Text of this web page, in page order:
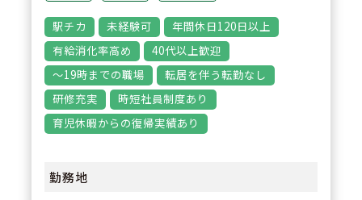
駅チカ 未経験可
年間休日120日以上
有給消化率高め
40代以上歓迎
～19時までの職場
転居を伴う転勤なし
研修充実
時短社員制度あり
育児休暇からの復帰実績あり
勤務地